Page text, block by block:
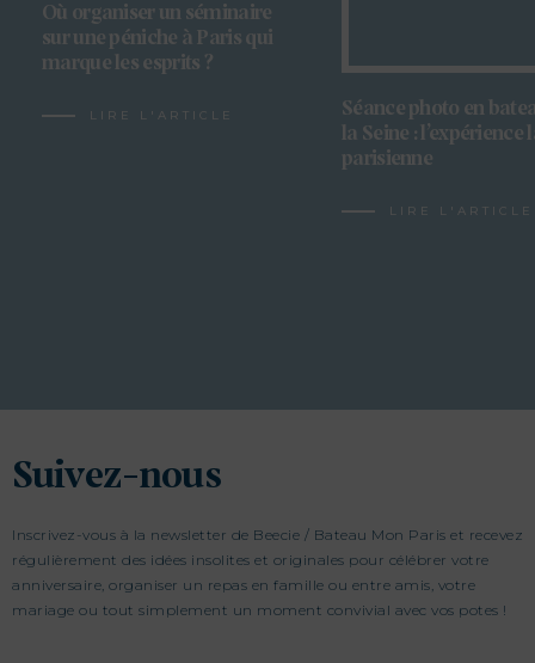
Où organiser un séminaire
sur une péniche à Paris qui
marque les esprits ?
LIRE L'ARTICLE
Séance photo en
la Seine : l’expérience
parisienne
LIRE L'ARTICLE
Suivez-nous
Inscrivez-vous à la newsletter de Beecie / Bateau Mon Paris et recevez
régulièrement des idées insolites et originales pour célébrer votre
anniversaire, organiser un repas en famille ou entre amis, votre
mariage ou tout simplement un moment convivial avec vos potes !